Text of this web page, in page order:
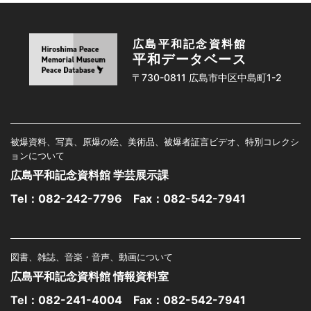
広島平和記念資料館
平和データベース
〒730-0811 広島市中区中島町1-2
被爆資料、写真、原爆の絵、美術品、被爆者証言ビデオ、特別コレクシ
ョンについて
広島平和記念資料館 学芸展示課
Tel： 082-242-7796 Fax：082-542-7941
図書、雑誌、音楽・音声、動画について
広島平和記念資料館 情報資料室
Tel： 082-241-4004 Fax：082-542-7941